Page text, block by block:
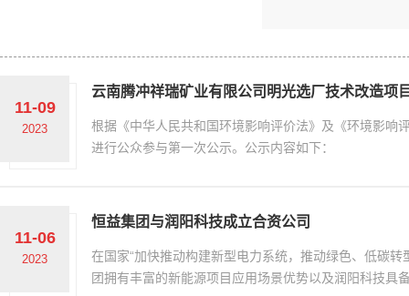
11-09
2023
云南腾冲祥瑞矿业有限公司明光选厂技术改造项
根据《中华人民共和国环境影响评价法》及《环境影响
进行公众参与第一次公示。公示内容如下：
11-06
2023
恒益集团与润阳科技成立合资公司
在国家“加快推动构建新型电力系统，推动绿色、低碳
团拥有丰富的新能源项目应用场景优势以及润阳科技具